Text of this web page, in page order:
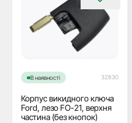
В наявності 32830
Корпус викидного ключа
Ford, лезо FO-21, верхня
частина (без кнопок)